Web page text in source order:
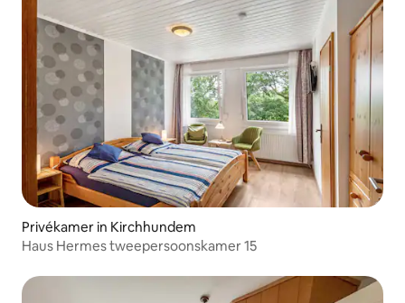
Privékamer in Kirchhundem
Haus Hermes tweepersoonskamer 15